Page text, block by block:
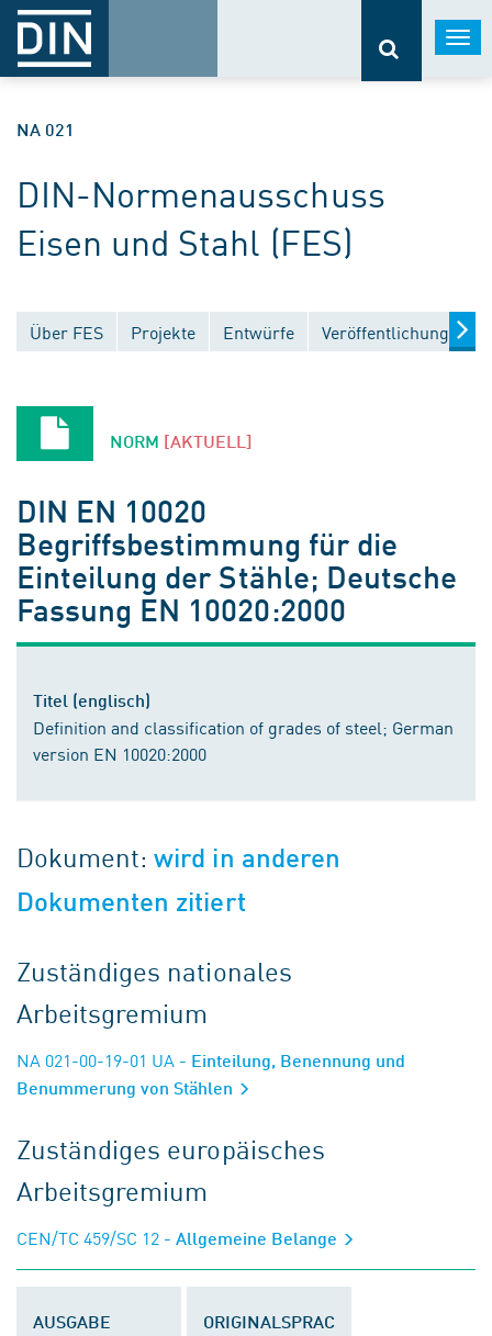
NA 021
DIN-Normenausschuss
Eisen und Stahl (FES)
Über FES Projekte Entwürfe Veröffentlichungen
NORM [AKTUELL]
DIN EN 10020
Begriffsbestimmung für die
Einteilung der Stähle; Deutsche
Fassung EN 10020:2000
Titel (englisch)
Definition and classification of grades of steel; German
version EN 10020:2000
Dokument:wird in anderen
Dokumenten zitiert
Zuständiges nationales
Arbeitsgremium
NA 021-00-19-01 UA - Einteilung, Benennung und
Benummerung von Stählen
Zuständiges europäisches
Arbeitsgremium
CEN/TC 459/SC 12 - Allgemeine Belange
AUSGABE
ORIGINALSPRAC